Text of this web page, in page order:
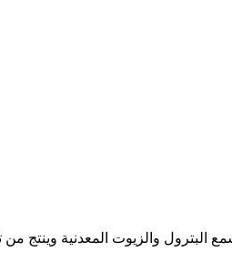
البترول والزيوت المعدنية وينتج من